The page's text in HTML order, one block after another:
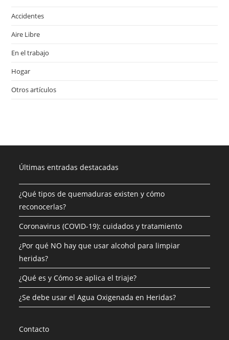
Accidentes
Aire Libre
En el trabajo
Hogar
Otros artículos
Últimas entradas destacadas
¿Qué tipos de quemaduras existen y cómo
reconocerlas?
Coronavirus (COVID-19): cuidados y tratamiento
¿Por qué NO hay que usar alcohol para limpiar
heridas?
¿Qué es y Cómo se aplica el triaje?
¿Se debe usar el Agua Oxigenada en Heridas?
Contacto